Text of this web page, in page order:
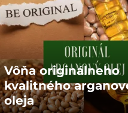
Vôňa originálneho
kvalitného
oleja